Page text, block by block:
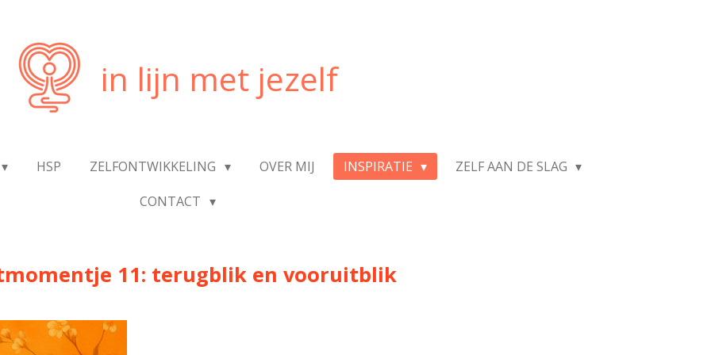
in lijn met jezelf
HSP ZELFONTWIKKELING OVER MIJ INSPIRATIE
ZELF AAN DE SLAG
CONTACT
11: terugblik en vooruitblik